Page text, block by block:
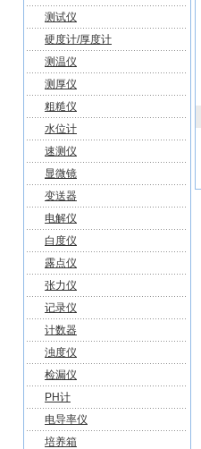
测试仪
硬度计/厚度计
测温仪
测厚仪
粗糙仪
水位计
速测仪
显微镜
变送器
电解仪
白度仪
露点仪
张力仪
记录仪
计数器
浊度仪
检漏仪
PH计
电导率仪
培养箱